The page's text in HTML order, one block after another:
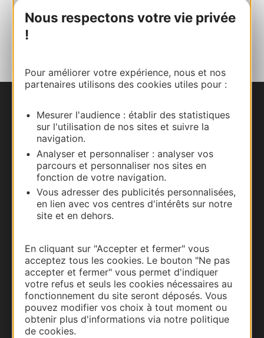
Nous respectons votre vie privée
!
Pour améliorer votre expérience, nous et nos
partenaires utilisons des cookies utiles pour :
Mesurer l'audience : établir des statistiques
sur l'utilisation de nos sites et suivre la
navigation.
Analyser et personnaliser : analyser vos
parcours et personnaliser nos sites en
fonction de votre navigation.
Vous adresser des publicités personnalisées,
en lien avec vos centres d'intérêts sur notre
site et en dehors.
En cliquant sur "Accepter et fermer" vous
acceptez tous les cookies. Le bouton "Ne pas
accepter et fermer" vous permet d'indiquer
votre refus et seuls les cookies nécessaires au
fonctionnement du site seront déposés. Vous
pouvez modifier vos choix à tout moment ou
obtenir plus d'informations via notre politique
de cookies.
Nous contacter
Carte interactive
Documentation
Thermalisme
Business/Mice